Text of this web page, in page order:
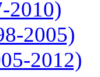
2010)
2005)
2012)